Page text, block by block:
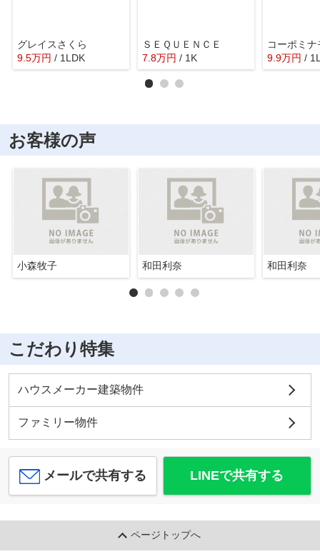
グレイスさくら
9.5万円 / 1LDK
ＳＥＱＵＥＮＣＥ
7.8万円 / 1K
コーポミナ
9.9万円 /
お客様の声
小森牧子 和田利奈 和田利奈
こだわり特集
ハウスメーカー建築物件
ファミリー物件
メールで共有する LINEで共有する
ページトップへ